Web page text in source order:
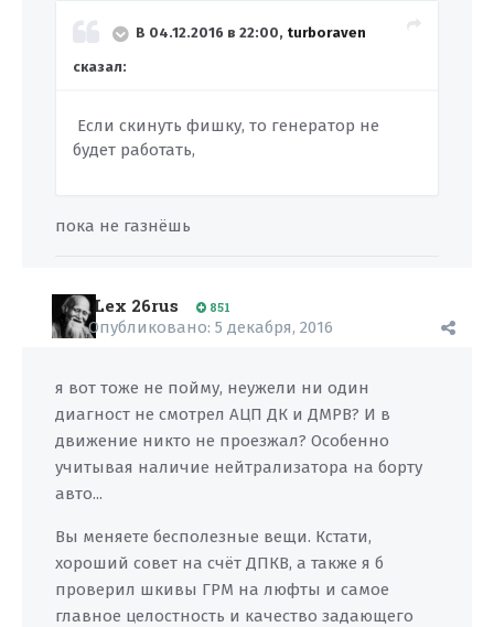
В 04.12.2016 в 22:00, turboraven
сказал:
Если скинуть фишку, то генератор не
будет работать,
пока не газнёшь
Lex 26rus 851
Опубликовано: 5 декабря, 2016
я вот тоже не пойму, неужели ни один
диагност не смотрел АЦП ДК и ДМРВ? И в
движение никто не проезжал? Особенно
учитывая наличие нейтрализатора на борту
авто...
Вы меняете бесполезные вещи. Кстати,
хороший совет на счёт ДПКВ, а также я б
проверил шкивы ГРМ на люфты и самое
главное целостность и качество задающего